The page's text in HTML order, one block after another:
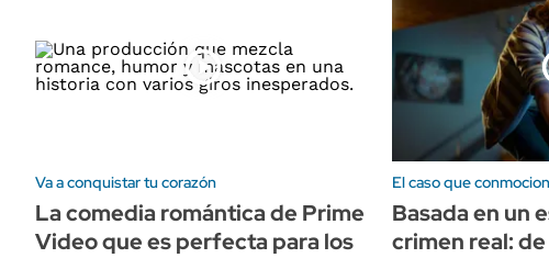
Va a conquistar tu corazón
La comedia romántica de Prime
Video que es perfecta para los
El caso que
Basada en un
crimen real: